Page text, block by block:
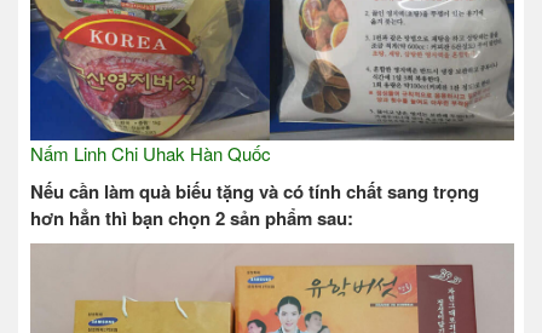
Nấm Linh Chi Uhak Hàn Quốc
Nếu cần làm quà biếu tặng và có tính chất sang trọng
hơn hẳn thì bạn chọn 2 sản phẩm sau: